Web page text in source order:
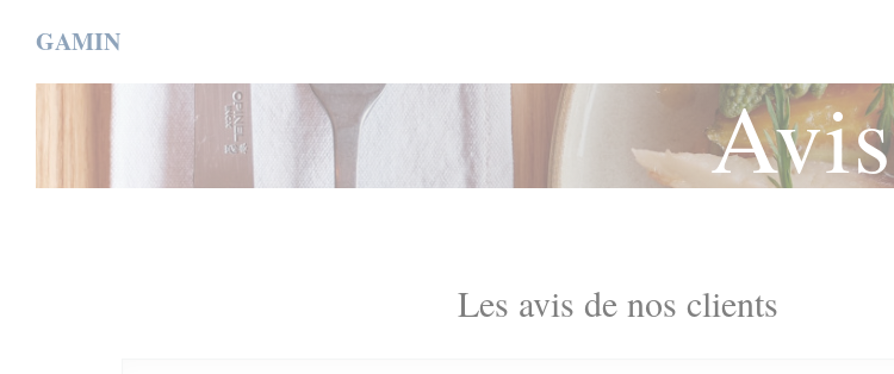
GAMIN
Avis
Les avis de nos clients